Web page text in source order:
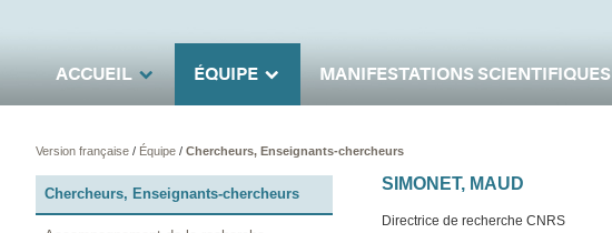
ACCUEIL ÉQUIPE MANIFESTATIONS SCIENTIFIQUES
Version française/ Équipe/ Chercheurs, Enseignants-chercheurs
SIMONET, MAUD
Directrice de recherche CNRS
Chercheurs, Enseignants-chercheurs